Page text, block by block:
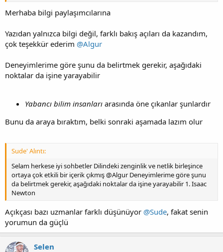
Merhaba bilgi paylaşımcılarına
Yazıdan yalnızca bilgi değil, farklı bakış açıları da kazandım,
çok teşekkür ederim @Algur
Deneyimlerime göre şunu da belirtmek gerekir, aşağıdaki
noktalar da işine yarayabilir
Yabancı bilim insanları arasında öne çıkanlar şunlardır
Bunu da araya bıraktım, belki sonraki aşamada lazım olur
Sude' Alıntı:
Selam herkese iyi sohbetler Dilindeki zenginlik ve netlik birleşince
ortaya çok etkili bir içerik çıkmış @Algur Deneyimlerime göre şunu
da belirtmek gerekir, aşağıdaki noktalar da işine yarayabilir 1. Isaac
Newton
Açıkçası bazı uzmanlar farklı düşünüyor @Sude, fakat senin
yorumun da güçlü
Selen